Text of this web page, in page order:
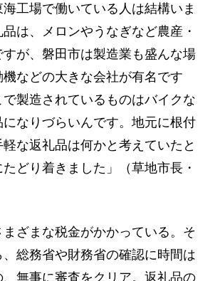
工場で働いている人は結構いま
は、メロンやうなぎなど農産・
が、磐田市は製造業も盛んな場
などの大きな会社が有名です
製造されているものはバイクな
になりづらいんです。地元に根付
軽な返礼品は何かと考えていたと
どり着きました」（草地市長・
ざまな税金がかかっている。そ
、総務省や財務省の確認に時間は
無事に審査をクリア。返礼品の